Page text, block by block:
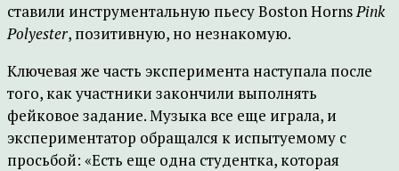
ставили инструментальную пьесу Boston HornsPink
Polyester, позитивную, но незнакомую.
Ключевая же часть эксперимента наступала после
того, как участники закончили выполнять
фейковое задание. Музыка все еще играла, и
экспериментатор обращался к испытуемому с
просьбой: «Есть еще одна студентка, которая